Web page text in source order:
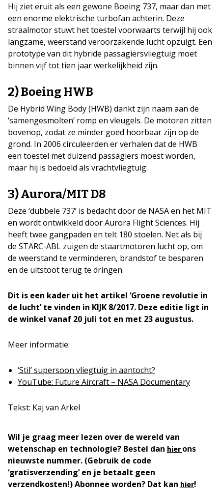
Hij ziet eruit als een gewone Boeing 737, maar dan met
een enorme elektrische turbofan achterin. Deze
straalmotor stuwt het toestel voorwaarts terwijl hij ook
langzame, weerstand veroorzakende lucht opzuigt. Een
prototype van dit hybride passagiersvliegtuig moet
binnen vijf tot tien jaar werkelijkheid zijn.
2) Boeing HWB
De Hybrid Wing Body (HWB) dankt zijn naam aan de
‘samengesmolten’ romp en vleugels. De motoren zitten
bovenop, zodat ze minder goed hoorbaar zijn op de
grond. In 2006 circuleerden er verhalen dat de HWB
een toestel met duizend passagiers moest worden,
maar hij is bedoeld als vrachtvliegtuig.
3) Aurora/MIT D8
Deze ‘dubbele 737’ is bedacht door de NASA en het MIT
en wordt ontwikkeld door Aurora Flight Sciences. Hij
heeft twee gangpaden en telt 180 stoelen. Net als bij
de STARC-ABL zuigen de staartmotoren lucht op, om
de weerstand te verminderen, brandstof te besparen
en de uitstoot terug te dringen.
Dit is een kader uit het artikel ‘Groene revolutie in
de lucht’ te vinden in KIJK 8/2017. Deze editie ligt in
de winkel vanaf 20 juli tot en met 23 augustus.
Meer informatie:
‘Stil’ supersoon vliegtuig in aantocht?
YouTube: Future Aircraft – NASA Documentary
Tekst: Kaj van Arkel
Wil je graag meer lezen over de wereld van
wetenschap en technologie? Bestel dan hierons
nieuwste nummer. (Gebruik de code
‘gratisverzending’ en je betaalt geen
verzendkosten!) Abonnee worden? Dat kan hier!